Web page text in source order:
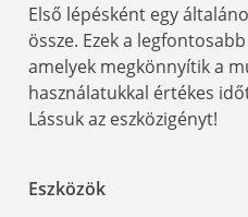
Első lépésként egy
össze. Ezek a
amelyek megkönnyítik a
használatukkal értékes
Lássuk az eszközigényt!
Eszközök